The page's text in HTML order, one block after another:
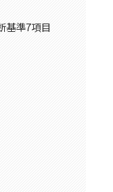
基準7項目